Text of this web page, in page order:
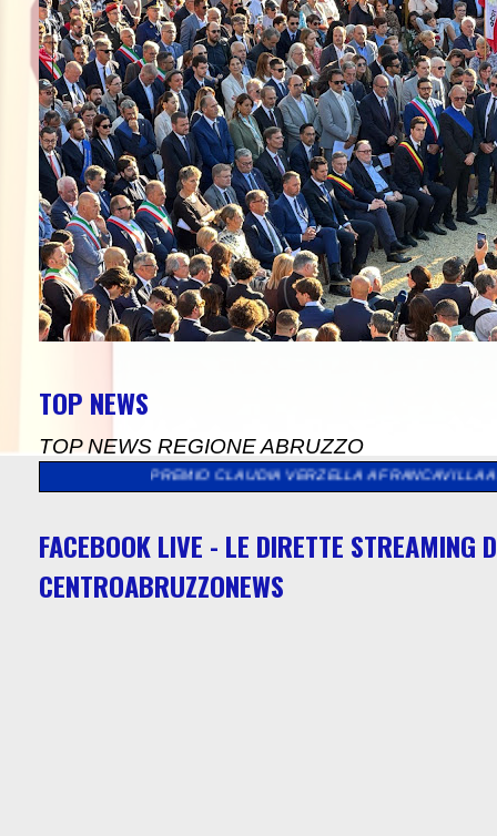
TOP NEWS
TOP NEWS REGIONE ABRUZZO
DEL PREMIO CLAUDIA VERZELLA A FRANCAVILLA AL MARE >>
FACEBOOK LIVE - LE DIRETTE STREAMING
CENTROABRUZZONEWS